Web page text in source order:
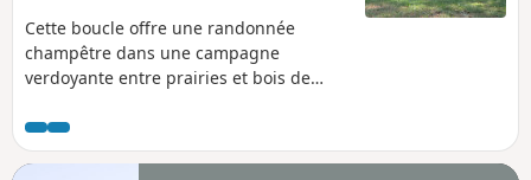
Cette boucle offre une randonnée
champêtre dans une campagne
verdoyante entre prairies et bois de
Moulin de la Borie, le château de la
Roussie, le long de l’Enéa et d'une